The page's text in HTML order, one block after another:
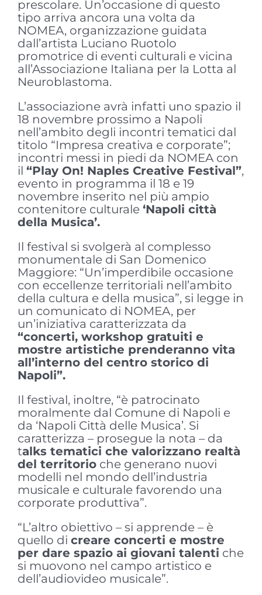
prescolare. Un’occasione di questo
tipo arriva ancora una volta da
NOMEA, organizzazione guidata
dall’artista Luciano Ruotolo
promotrice di eventi culturali e vicina
all’Associazione Italiana per la Lotta al
Neuroblastoma.
L’associazione avrà infatti uno spazio il
18 novembre prossimo a Napoli
nell’ambito degli incontri tematici dal
titolo “Impresa creativa e corporate”;
incontri messi in piedi da NOMEA con
il “Play On! Naples Creative Festival”,
evento in programma il 18 e 19
novembre inserito nel più ampio
contenitore culturale ‘Napoli città
della Musica’.
Il festival si svolgerà al complesso
monumentale di San Domenico
Maggiore: “Un’imperdibile occasione
con eccellenze territoriali nell’ambito
della cultura e della musica”, si legge in
un comunicato di NOMEA, per
un’iniziativa caratterizzata da
“concerti, workshop gratuiti e
mostre artistiche prenderanno vita
all’interno del centro storico di
Napoli”.
Il festival, inoltre, “è patrocinato
moralmente dal Comune di Napoli e
da ‘Napoli Città delle Musica’. Si
caratterizza – prosegue la nota – da
talks tematici che valorizzano realtà
del territorioche generano nuovi
modelli nel mondo dell’industria
musicale e culturale favorendo una
corporate produttiva”.
“L’altro obiettivo – si apprende – è
quello di creare concerti e mostre
per dare spazio ai giovani talenti che
si muovono nel campo artistico e
dell’audiovideo musicale”.